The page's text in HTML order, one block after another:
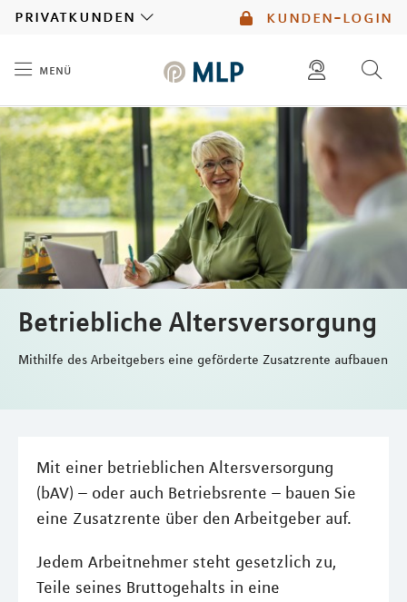
kunden-login
privatkunden
menü
diese website durchsuchen
mlp berater finden
Inhalt
Betriebliche Altersversorgung
Mithilfe des Arbeitgebers eine geförderte Zusatzrente aufbauen
Mit einer betrieblichen Altersversorgung
(bAV) – oder auch Betriebsrente – bauen Sie
eine Zusatzrente über den Arbeitgeber auf.
Jedem Arbeitnehmer steht gesetzlich zu,
Teile seines Bruttogehalts in eine